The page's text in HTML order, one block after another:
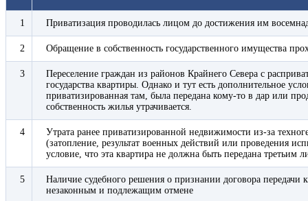
1 Приватизация проводилась лицом до достижения им
2 Обращение в собственность государственного имущества
3
Переселение граждан из районов Крайнего Севера с
государства квартиры. Однако и тут есть дополнительное
приватизированная там, была передана кому-то в дар или
собственность жилья утрачивается.
4
Утрата ранее приватизированной недвижимости из-за
(затопление, результат военных действий или проведения
условие, что эта квартира не должна быть передана третьим
5
Наличие судебного решения о признании договора передачи
незаконным и подлежащим отмене